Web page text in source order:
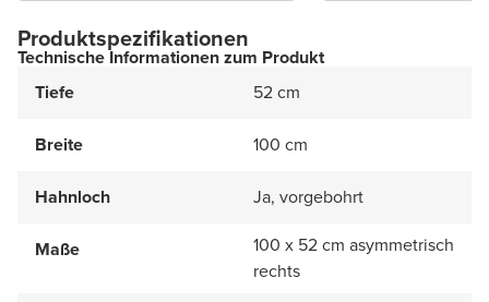
Produktspezifikationen
Technische Informationen zum Produkt
Tiefe
52 cm
Breite 100 cm
Hahnloch Ja, vorgebohrt
Maße
100 x 52 cm asymmetrisch
rechts